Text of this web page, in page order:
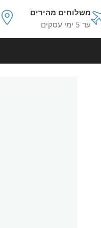
משלוחים מהירים
עד 5 ימי עסקים